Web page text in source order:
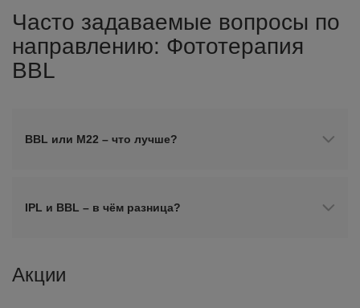
Часто задаваемые вопросы по
направлению: Фототерапия
BBL
BBL или М22 – что лучше?
IPL и BBL – в чём разница?
Акции